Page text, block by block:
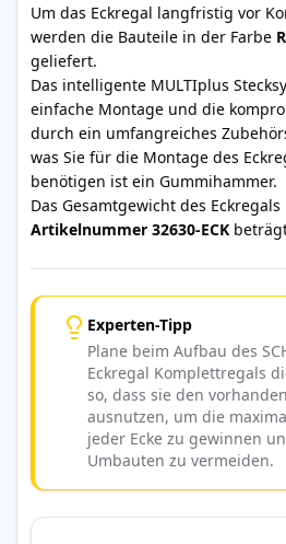
Um das Eckregal langfristig vor
werden die Bauteile in der Farbe
geliefert.
Das intelligente MULTIplus
einfache Montage und die
durch ein umfangreiches
was Sie für die Montage des
benötigen ist ein Gummihammer.
Das Gesamtgewicht des
Artikelnummer 32630-ECK
Experten-Tipp
Plane beim Aufbau des
Eckregal Komplettregals
so, dass sie den
ausnutzen, um die
jeder Ecke zu gewinnen
Umbauten zu vermeiden.